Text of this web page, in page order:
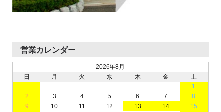
営業カレンダー
2026年8月
日
月 火 水 木 金
土
1
2
3 4 5 6 7
8
9
10 11 12 13 14
15